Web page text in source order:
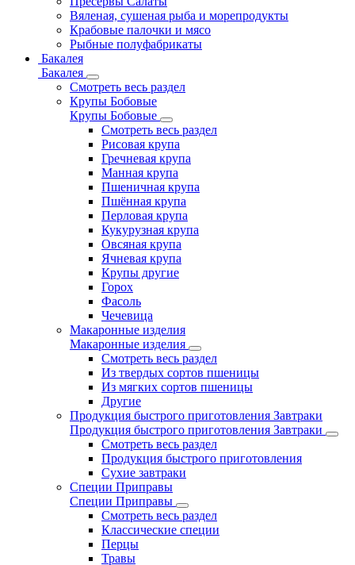
Вяленая, сушеная рыба и морепродукты
Крабовые палочки и мясо
Рыбные полуфабрикаты
Бакалея
Бакалея
Смотреть весь раздел
Крупы Бобовые
Крупы Бобовые
Смотреть весь раздел
Рисовая крупа
Гречневая крупа
Манная крупа
Пшеничная крупа
Пшённая крупа
Перловая крупа
Кукурузная крупа
Овсяная крупа
Ячневая крупа
Крупы другие
Горох
Фасоль
Чечевица
Макаронные изделия
Макаронные изделия
Смотреть весь раздел
Из твердых сортов пшеницы
Из мягких сортов пшеницы
Другие
Продукция быстрого приготовления Завтраки
Продукция быстрого приготовления Завтраки
Смотреть весь раздел
Продукция быстрого приготовления
Сухие завтраки
Специи Приправы
Специи Приправы
Смотреть весь раздел
Классические специи
Перцы
Травы